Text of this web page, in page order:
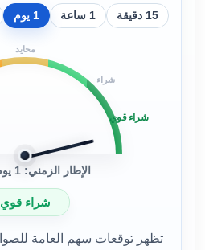
15 دقيقة 1 ساعة 1 يوم
محايد
شراء
شراء قوي
الإطار الزمني: 1 يوم • يومي
شراء قوي